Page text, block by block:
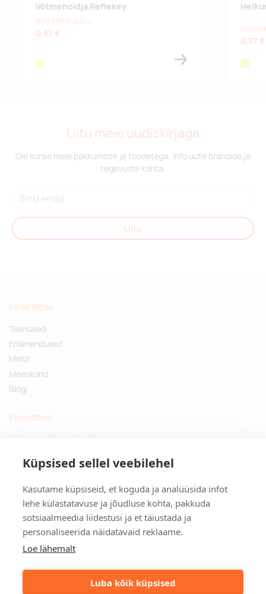
Küpsised sellel veebilehel
Kasutame küpsiseid, et koguda ja analüüsida infot
lehe külastatavuse ja jõudluse kohta, pakkuda
sotsiaalmeedia liidestusi ja et täiustada ja
personaliseerida näidatavaid reklaame.
Loe lähemalt
Luba kõik küpsised
Võtmehoidja Reflekey
Hind 500 tk puhul
0,57 € Hind
0,57 €
Liitu meie uudiskirjaga
Ole kursis meie pakkumiste ja toodetega. Info uute brändide ja
tegevuste kohta.
Liitu
Kiirelt leitav
Teenused
Erilahendused
Meist
Meeskond
Blogi
Ettevõttest
Küsimused ja vastused
Privaatsuspoliitika
Kontakt
Tulika põik 3, Tallinn
info@kinkston.ee
+372 6989 100
Sotsiaalmeedia